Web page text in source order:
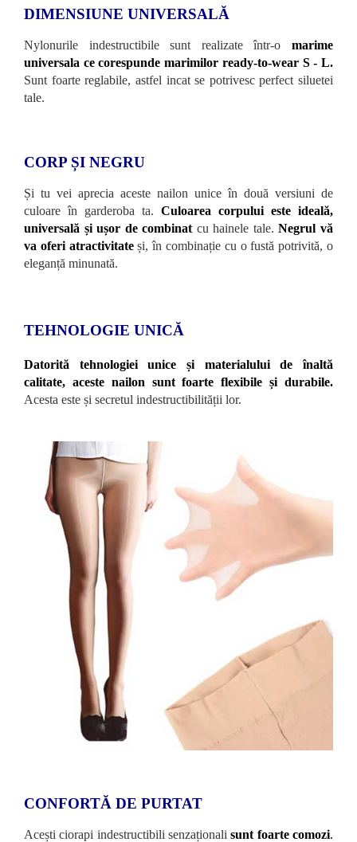
DIMENSIUNE UNIVERSALĂ
Nylonurile indestructibile sunt realizate într-o marime
universala ce corespunde marimilor ready-to-wear S - L.
Sunt foarte reglabile, astfel incat se potrivesc perfect siluetei
tale.
CORP ȘI NEGRU
Și tu vei aprecia aceste nailon unice în două versiuni de
culoare în garderoba ta. Culoarea corpului este ideală,
universală și ușor de combinat cu hainele tale.Negrul vă
va oferi atractivitateși, în combinație cu o fustă potrivită, o
eleganță minunată.
TEHNOLOGIE UNICĂ
Datorită tehnologiei unice și materialului de înaltă
calitate, aceste nailon sunt foarte flexibile și durabile.
Acesta este și secretul indestructibilității lor.
CONFORTĂ DE PURTAT
Acești ciorapi indestructibili senzaționalisunt foarte comozi.